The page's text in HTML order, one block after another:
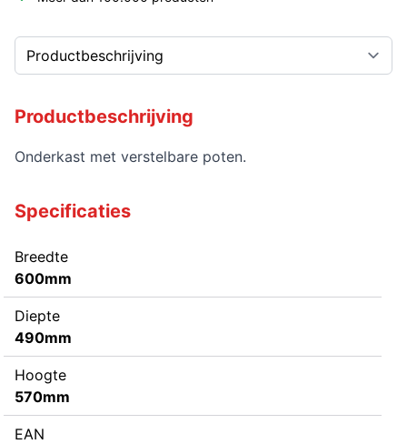
Productbeschrijving
Onderkast met verstelbare poten.
Specificaties
Breedte
600mm
Diepte
490mm
Hoogte
570mm
EAN